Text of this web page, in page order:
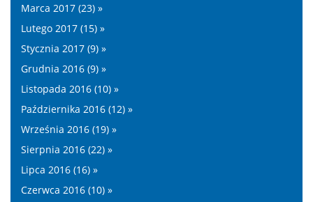
Marca 2017 (23) »
Lutego 2017 (15) »
Stycznia 2017 (9) »
Grudnia 2016 (9) »
Listopada 2016 (10) »
Października 2016 (12) »
Września 2016 (19) »
Sierpnia 2016 (22) »
Lipca 2016 (16) »
Czerwca 2016 (10) »